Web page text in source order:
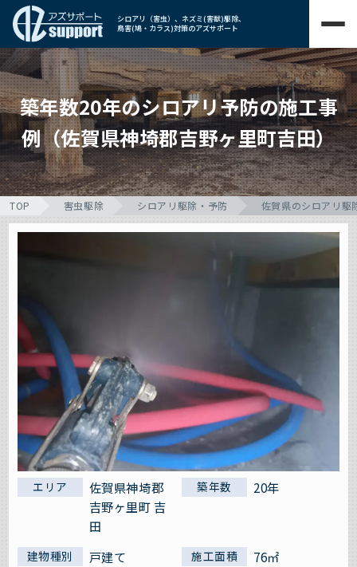
シロアリ（害虫）、ネズミ(害獣)駆除、
鳥害(鳩・カラス)対策のアズサポート
築年数20年のシロアリ予防の施工事
例（佐賀県神埼郡吉野ヶ里町吉田）
TOP 害虫駆除 シロアリ駆除・予防 佐賀県のシロアリ駆
エリア
佐賀県神埼郡
吉野ヶ里町 吉
田
築年数 20年
建物種別 戸建て 施工面積 76㎡